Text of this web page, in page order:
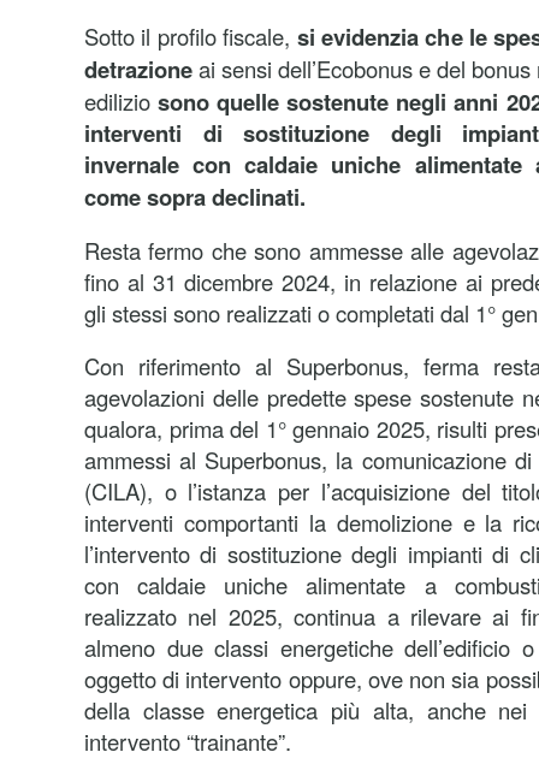
Sotto il profilo fiscale, si evidenzia che le
detrazioneai sensi dell’Ecobonus e del
edilizio sono quelle sostenute negli anni
interventi di sostituzione degli
invernale con caldaie uniche
come sopra declinati.
Resta fermo che sono ammesse alle
fino al 31 dicembre 2024, in relazione ai
gli stessi sono realizzati o completati dal 1°
Con riferimento al Superbonus, ferma
agevolazioni delle predette spese sostenute
qualora, prima del 1° gennaio 2025, risulti
ammessi al Superbonus, la comunicazione
(CILA), o l’istanza per l’acquisizione del
interventi comportanti la demolizione e la
l’intervento di sostituzione degli impianti di
con caldaie uniche alimentate a
realizzato nel 2025, continua a rilevare ai
almeno due classi energetiche dell’edificio
oggetto di intervento oppure, ove non sia
della classe energetica più alta, anche
intervento “trainante”.